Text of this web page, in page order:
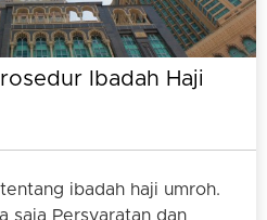
Ibadah Haji
ibadah haji umroh.
saja Persyaratan dan